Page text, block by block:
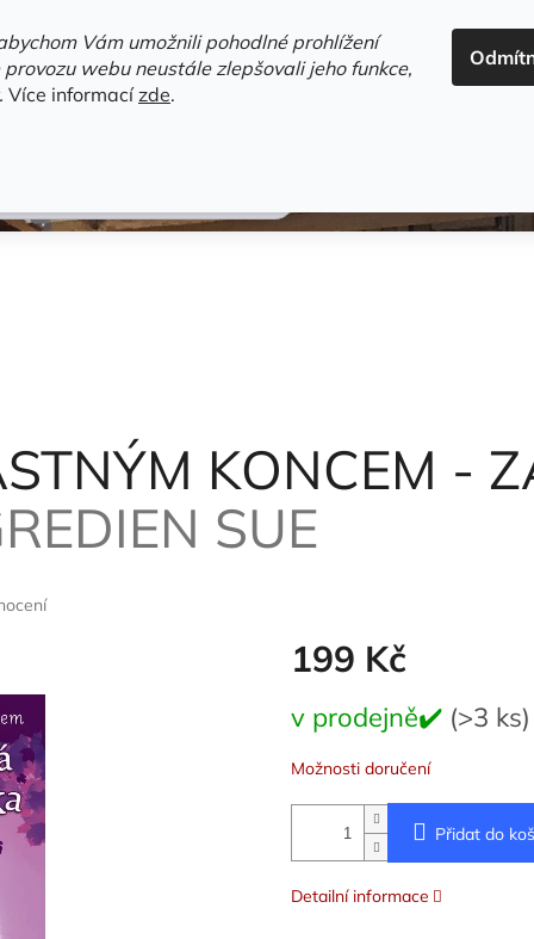
Vám umožnili pohodlné prohlížení
webu neustále zlepšovali jeho funkce,
Více informacízde.
HLEDAT
SOVIČKA
KONCEM -
SUE
199 Kč
cena:
v prodejně✔️ (>3 ks)
Možnosti doručení
Přidat do
Detailní informace